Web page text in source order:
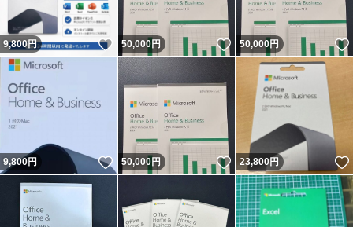
9,800円 いいね！
50,000円 いいね！
50,000円
9,800円 いいね！
50,000円 いいね！
23,800円